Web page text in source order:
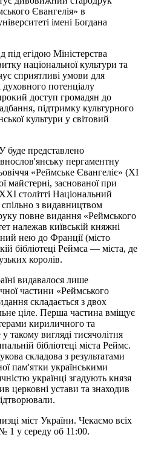
Євангелія» в
імені Богдана
егідою Міністерства
національної культури та
сприятливі умови для
духовного потенціалу
доступ громадян до
підтримку культурного
культури у світовий
буде представлено
пергаментну
«Реймське Євангеліє» (ХІ
майстерні, заснованої при
столітті Національний
з видавництвом
повне видання «Реймського
належав київській княжні
нею до Франції (місто
бібліотеці Реймса — міста, де
королів.
видавалося лише
частини «Реймського
складається з двох
ціле. Перша частина вміщує
кириличного та
такому вигляді тисячолітня
бібліотеці міста Реймс.
складова з результатами
пам'ятки українськими
українці згадують князя
церковні устави та знаходив
міст України. Чекаємо всіх
1 у середу об 11:00.